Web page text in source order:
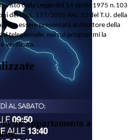
dalla Legge del 14 aprile 1975 n.103
del Dlgs. 177/2005 Art. 32 del T.U. della
deve essere presentata al direttore della
telegiornale, nei cui programmi la
verificata.
un appartamento a